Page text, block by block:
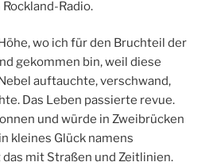
Radio.
wo ich für den Bruchteil der
gekommen bin, weil diese
auftauchte, verschwand,
Das Leben passierte revue.
und würde in Zweibrücken
kleines Glück namens
mit Straßen und Zeitlinien.